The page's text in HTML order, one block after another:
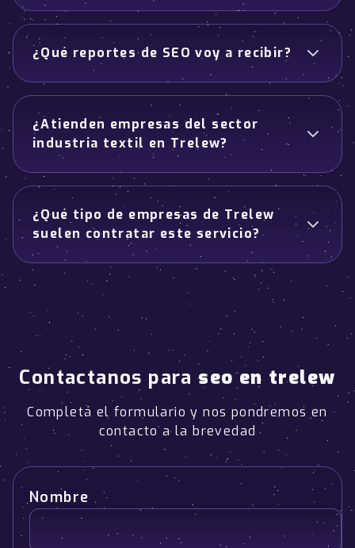
¿Qué reportes de SEO voy a recibir?
¿Atienden empresas del sector
industria textil en Trelew?
¿Qué tipo de empresas de Trelew
suelen contratar este servicio?
Contactanos paraseo en trelew
Completá el formulario y nos pondremos en
contacto a la brevedad
Nombre